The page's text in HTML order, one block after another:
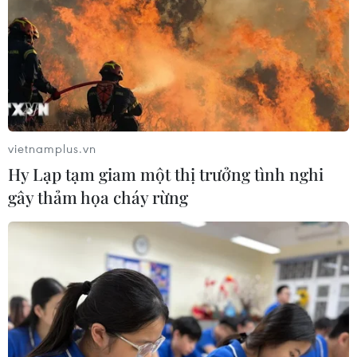
vietnamplus.vn
Hy Lạp tạm giam một thị trưởng tình nghi
gây thảm họa cháy rừng